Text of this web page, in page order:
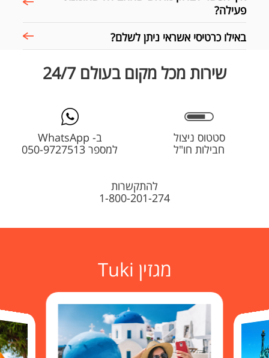
פעילה?
באילו כרטיסי אשראי ניתן לשלם?
שירות מכל מקום בעולם 24/7
סטטוס ניצול
חבילות חו"ל
ב- WhatsApp
למספר 050-9727513
להתקשרות
1-800-201-274
מגזין Tuki